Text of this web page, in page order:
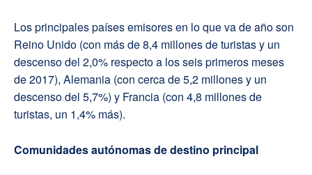
Los principales países emisores en lo que va de año son
Reino Unido (con más de 8,4 millones de turistas y un
descenso del 2,0% respecto a los seis primeros meses
de 2017), Alemania (con cerca de 5,2 millones y un
descenso del 5,7%) y Francia (con 4,8 millones de
turistas, un 1,4% más).
Comunidades autónomas de destino principal